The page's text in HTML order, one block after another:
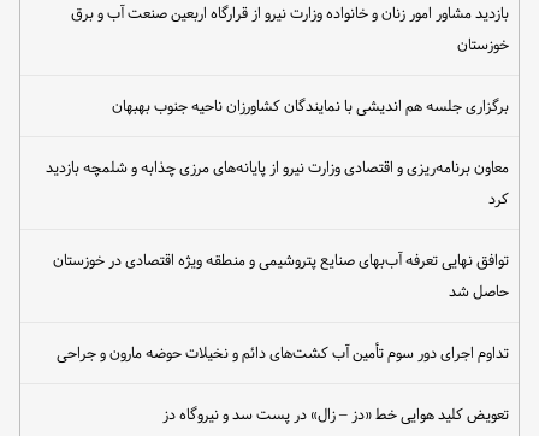
بازدید مشاور امور زنان و خانواده وزارت نیرو از قرارگاه اربعین صنعت آب و برق
خوزستان
برگزاری جلسه هم اندیشی با نمایندگان کشاورزان ناحیه جنوب بهبهان
معاون برنامه‌ریزی و اقتصادی وزارت نیرو از پایانه‌های مرزی چذابه و شلمچه بازدید
کرد
توافق نهایی تعرفه آب‌بهای صنایع پتروشیمی و منطقه ویژه اقتصادی در خوزستان
حاصل شد
تداوم اجرای دور سوم تأمین آب کشت‌های دائم و نخیلات حوضه مارون و جراحی
تعویض کلید هوایی خط «دز – زال» در پست سد و نیروگاه دز